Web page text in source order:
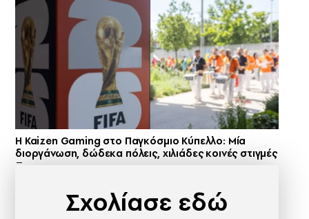
H Kaizen Gaming στο Παγκόσμιο Kύπελλο: Μία
διοργάνωση, δώδεκα πόλεις, χιλιάδες κοινές στιγμές
Σχολίασε εδώ